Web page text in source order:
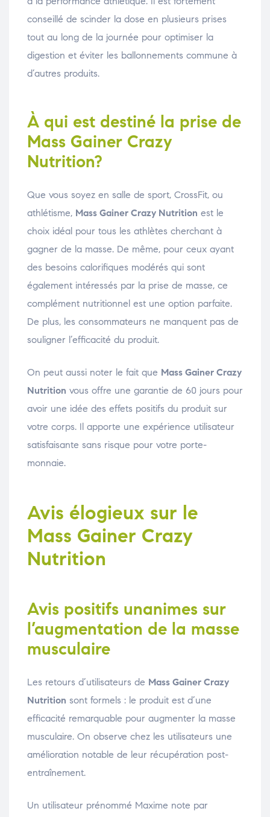
conseillé de scinder la dose en plusieurs prises
tout au long de la journée pour optimiser la
digestion et éviter les ballonnements commune à
d’autres produits.
À qui est destiné la prise de
Mass Gainer Crazy
Nutrition?
Que vous soyez en salle de sport, CrossFit, ou
athlétisme, Mass Gainer Crazy Nutrition est le
choix idéal pour tous les athlètes cherchant à
gagner de la masse. De même, pour ceux ayant
des besoins calorifiques modérés qui sont
également intéressés par la prise de masse, ce
complément nutritionnel est une option parfaite.
De plus, les consommateurs ne manquent pas de
souligner l’efficacité du produit.
On peut aussi noter le fait que Mass Gainer Crazy
Nutrition vous offre une garantie de 60 jours pour
avoir une idée des effets positifs du produit sur
votre corps. Il apporte une expérience utilisateur
satisfaisante sans risque pour votre porte-
monnaie.
Avis élogieux sur le
Mass Gainer Crazy
Nutrition
Avis positifs unanimes sur
l’augmentation de la masse
musculaire
Les retours d’utilisateurs de Mass Gainer Crazy
Nutrition sont formels : le produit est d’une
efficacité remarquable pour augmenter la masse
musculaire. On observe chez les utilisateurs une
amélioration notable de leur récupération post-
entraînement.
Un utilisateur prénommé Maxime note par